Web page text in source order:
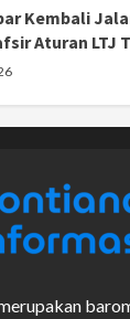
Kembali
Aturan LTJ